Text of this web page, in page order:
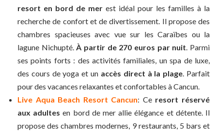
resort en bord de mer est idéal pour les familles à la
recherche de confort et de divertissement. Il propose des
chambres spacieuses avec vue sur les Caraïbes ou la
lagune Nichupté. À partir de 270 euros par nuit . Parmi
ses points forts : des activités familiales, un spa de luxe,
des cours de yoga et un accès direct à la plage . Parfait
pour des vacances relaxantes et confortables à Cancun.
Live Aqua Beach Resort Cancun: Ce resort réservé
aux adultes en bord de mer allie élégance et détente. Il
propose des chambres modernes, 9 restaurants, 5 bars et